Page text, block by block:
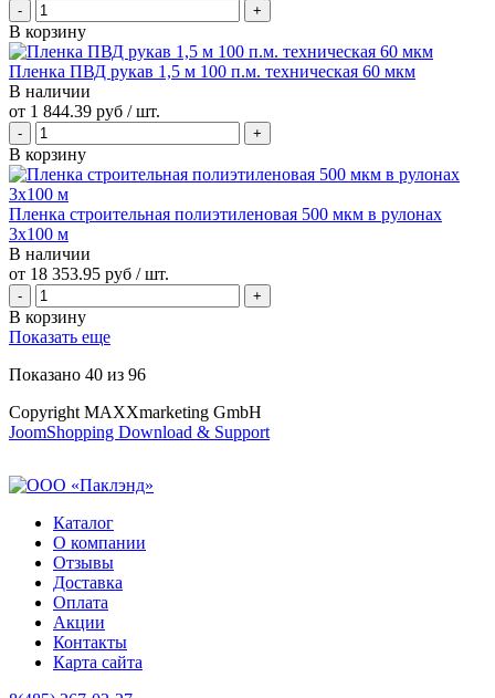
В корзину
Пленка ПВД рукав 1,5 м 100 п.м. техническая 60 мкм
В наличии
от 1 844.39 руб / шт.
В корзину
Пленка строительная полиэтиленовая 500 мкм в рулонах
3х100 м
В наличии
от 18 353.95 руб / шт.
В корзину
Показать еще
Показано 40 из 96
Copyright MAXXmarketing GmbH
JoomShopping Download & Support
Каталог
О компании
Отзывы
Доставка
Оплата
Акции
Контакты
Карта сайта